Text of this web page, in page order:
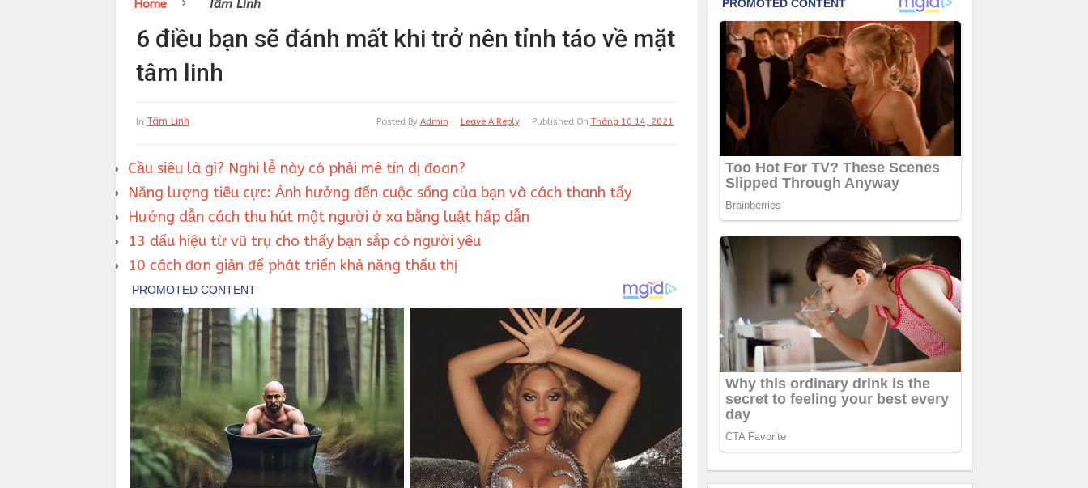
Home Tâm Linh
6 điều bạn sẽ đánh mất khi trở nên tỉnh táo về mặt
tâm linh
In Tâm Linh Published On Tháng 10 14, 2021
Leave A Reply
Posted By Admin
Cầu siêu là gì? Nghi lễ này có phải mê tín dị đoan?
Năng lượng tiêu cực: Ảnh hưởng đến cuộc sống của bạn và cách thanh tẩy
Hướng dẫn cách thu hút một người ở xa bằng luật hấp dẫn
13 dấu hiệu từ vũ trụ cho thấy bạn sắp có người yêu
10 cách đơn giản để phát triển khả năng thấu thị